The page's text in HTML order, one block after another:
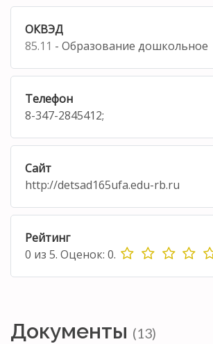
ОКВЭД
85.11 - Образование дошкольное
Телефон
8-347-2845412;
Сайт
http://detsad165ufa.edu-rb.ru
Рейтинг
0 из 5. Оценок: 0.
Документы (13)